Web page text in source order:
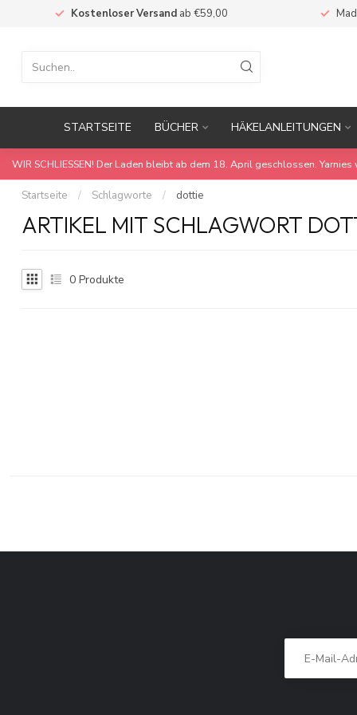
Kostenloser Versand ab €59,00
STARTSEITE BÜCHER HÄKELANLEITUNGEN
WIR SCHLIESSEN! Der Laden bleibt ab dem 18. April geschlossen.
Startseite / Schlagworte / dottie
ARTIKEL MIT SCHLAGWORT
0 Produkte